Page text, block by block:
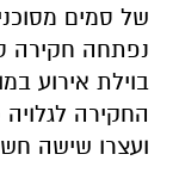
של סמים
נפתחה חקירה
בוילת אירוע
החקירה
ועצרו שישה